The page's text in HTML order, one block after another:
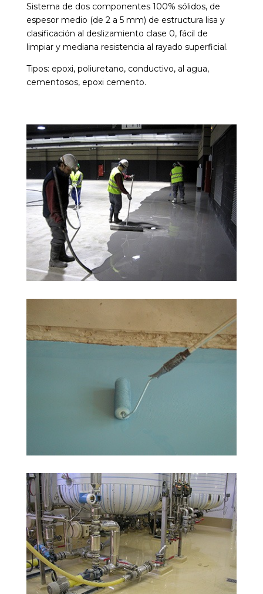
Sistema de dos componentes 100% sólidos, de
espesor medio (de 2 a 5 mm) de estructura lisa y
clasificación al deslizamiento clase 0, fácil de
limpiar y mediana resistencia al rayado superficial.
Tipos: epoxi, poliuretano, conductivo, al agua,
cementosos, epoxi cemento.